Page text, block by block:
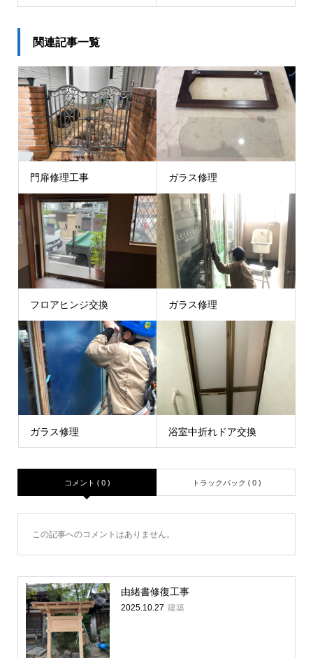
関連記事一覧
門扉修理工事 ガラス修理
フロアヒンジ交換 ガラス修理
ガラス修理 浴室中折れドア交換
コメント ( 0 ) トラックバック ( 0 )
この記事へのコメントはありません。
由緒書修復工事
2025.10.27 建築